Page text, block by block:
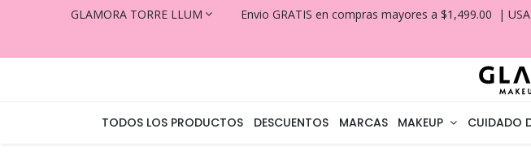
GLAMORA TORRE LLUM Envio GRATIS en compras mayores a $1,499.00 | USA
TODOS LOS PRODUCTOS DESCUENTOS MARCAS MAKEUP CUIDADO